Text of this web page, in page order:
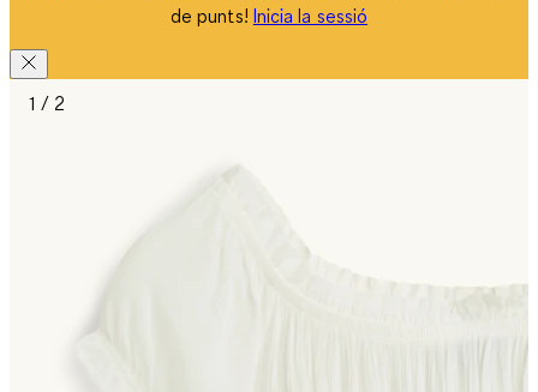
de punts! Inicia la sessió
1 / 2